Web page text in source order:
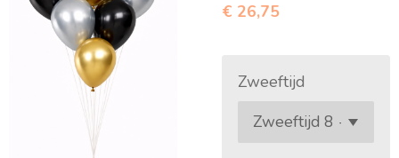
€ 26,75
Zweeftijd